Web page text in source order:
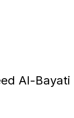
Al-Bayati